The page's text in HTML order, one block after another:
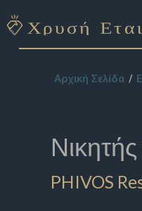
Αρχική Σελίδα
PHIVOS